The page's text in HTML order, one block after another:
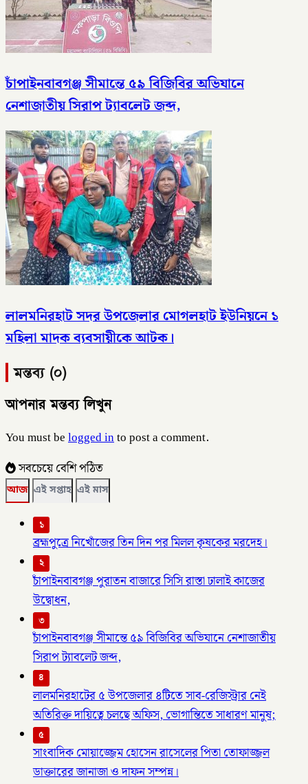
চাঁপাইনবাবগঞ্জ সীমান্তে ৫৯ বিজিবির অভিযানে
নেশাজাতীয় সিরাপ ট্যাবলেট জব্দ,
লালমনিরহাট সদর উপজেলার মোগলহাট ইউনিয়নে ১
মহিলা মাদক ব্যবসায়ীকে আটক।
মন্তব্য (০)
আপনার মন্তব্য লিখুন
You must belogged into post a comment.
সবচেয়ে বেশি পঠিত
আজ এই সপ্তাহ এই মাস
১
ব্রহ্মপুত্রে নিখোঁজের তিন দিন পর মিলল কৃষকের মরদেহ।
২
চাঁপাইনবাবগঞ্জ পুরাতন বাজারে সিসি রাস্তা ঢালাই কাজের
উদ্বোধন,
৩
চাঁপাইনবাবগঞ্জ সীমান্তে ৫৯ বিজিবির অভিযানে নেশাজাতীয়
সিরাপ ট্যাবলেট জব্দ,
৪
লালমনিরহাটের ৫ উপজেলার ৪টিতে সাব-রেজিস্ট্রার নেই
অতিরিক্ত দায়িত্বে চলছে অফিস, ভোগান্তিতে সাধারণ মানুষ;
৫
সাংবাদিক মোয়াজ্জেম হোসেন রাসেলের পিতা তোফাজ্জল
ডাক্তারের জানাজা ও দাফন সম্পন্ন।